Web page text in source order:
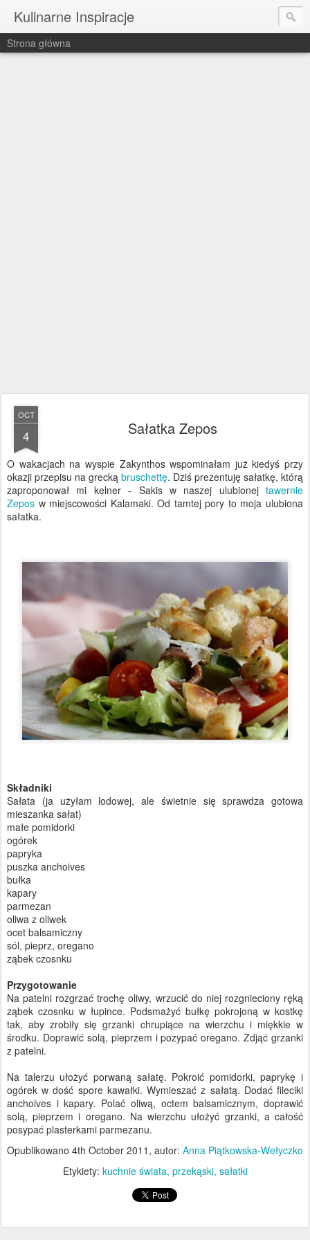
Kulinarne Inspiracje
Strona główna
OCT
4 Sałatka Zepos
O wakacjach na wyspie Zakynthos wspominałam już kiedyś przy
okazji przepisu na grecką bruschettę. Dziś prezentuję sałatkę, którą
zaproponował mi kelner - Sakis w naszej ulubionej tawernie
Zepos w miejscowości Kalamaki. Od tamtej pory to moja ulubiona
sałatka.
Składniki
Sałata (ja użyłam lodowej, ale świetnie się sprawdza gotowa
mieszanka sałat)
małe pomidorki
ogórek
papryka
puszka anchoives
bułka
kapary
parmezan
oliwa z oliwek
ocet balsamiczny
sól, pieprz, oregano
ząbek czosnku
Przygotowanie
Na patelni rozgrzać trochę oliwy, wrzucić do niej rozgnieciony ręką
ząbek czosnku w łupince. Podsmażyć bułkę pokrojoną w kostkę
tak, aby zrobiły się grzanki chrupiące na wierzchu i miękkie w
środku. Doprawić solą, pieprzem i pozypać oregano. Zdjąć grzanki
z patelni.
Na talerzu ułożyć porwaną sałatę. Pokroić pomidorki, paprykę i
ogórek w dość spore kawałki. Wymieszać z sałatą. Dodać fileciki
anchoives i kapary. Polać oliwą, octem balsamicznym, doprawić
solą, pieprzem i oregano. Na wierzchu ułożyć grzanki, a całość
posypać plasterkami parmezanu.
Opublikowano 4th October 2011 , autor: Anna Piątkowska-Wełyczko
Etykiety: kuchnie świata przekąski sałatki